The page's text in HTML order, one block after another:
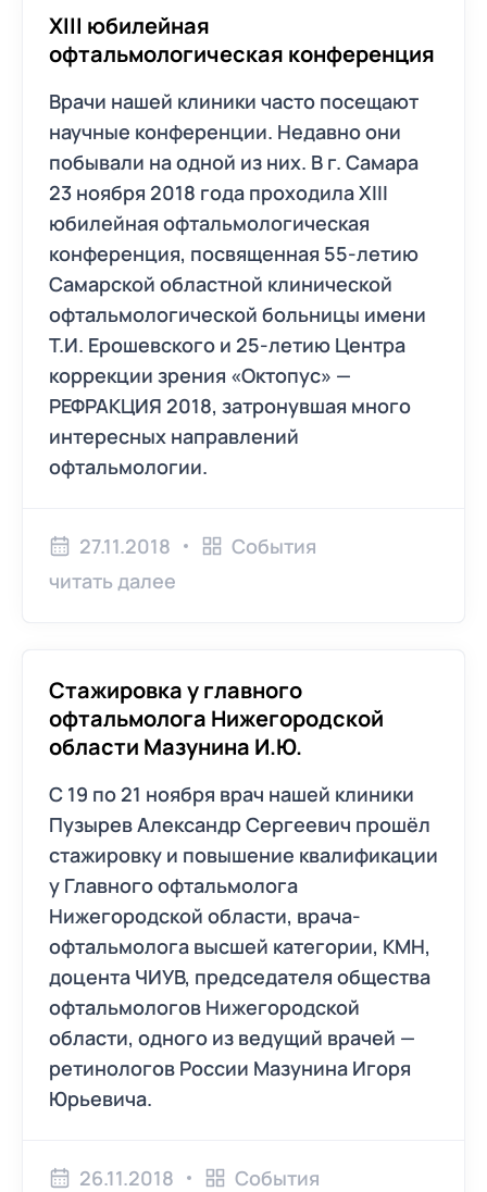
XIII юбилейная
офтальмологическая конференция
Врачи нашей клиники часто посещают
научные конференции. Недавно они
побывали на одной из них. В г. Самара
23 ноября 2018 года проходила XIII
юбилейная офтальмологическая
конференция, посвященная 55-летию
Самарской областной клинической
офтальмологической больницы имени
Т.И. Ерошевского и 25-летию Центра
коррекции зрения «Октопус» —
РЕФРАКЦИЯ 2018, затронувшая много
интересных направлений
офтальмологии.
27.11.2018
События
читать далее
Стажировка у главного
офтальмолога Нижегородской
области Мазунина И.Ю.
С 19 по 21 ноября врач нашей клиники
Пузырев Александр Сергеевич прошёл
стажировку и повышение квалификации
у Главного офтальмолога
Нижегородской области, врача-
офтальмолога высшей категории, КМН,
доцента ЧИУВ, председателя общества
офтальмологов Нижегородской
области, одного из ведущий врачей —
ретинологов России Мазунина Игоря
Юрьевича.
26.11.2018
События